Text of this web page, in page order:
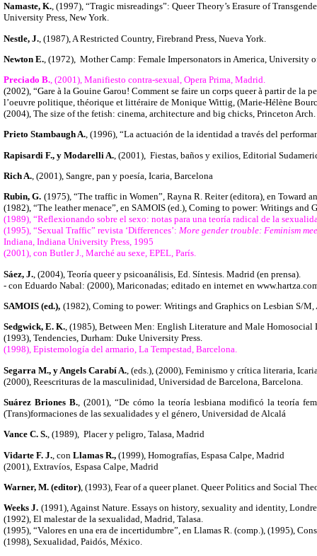
Namaste, K., (1997), “Tragic misreadings”: Queer Theory’s Erasure of
University Press, New York.
Nestle, J. , (1987), A Restricted Country, Firebrand Press, Nueva York.
Newton E. , (1972), Mother Camp: Female Impersonators in America, University
Preciado B., (2001), Manifiesto contra-sexual, Opera Prima, Madrid.
(2002), “Gare à la Gouine Garou! Comment se faire un corps queer à partir de la
l’oeuvre politique, théorique et littéraire de Monique Wittig, (Marie-Hélène
(2004), The size of the fetish: cinema, architecture and big chicks, Princeton Arch.
Prieto Stambaugh A., (1996), “La actuación de la identidad a través del
Rapisardi F., y Modarelli A. , (2001), Fiestas, baños y exilios, Editorial
Rich A., (2001), Sangre, pan y poesía, Icaria, Barcelona
Rubin, G. (1975), “The traffic in Women”, Rayna R. Reiter (editora), en Toward
(1982), “The leather menace”, en SAMOIS (ed.), Coming to power: Writings
(1989), “Reflexionando sobre el sexo: notas para una teoría radical de la
(1995), “Sexual Traffic” revista ‘Differences’: More gender trouble: Feminism
Indiana, Indiana University Press, 1995
(2001), con Butler J., Marché au sexe, EPEL, París.
Sáez, J. , (2004), Teoría queer y psicoanálisis, Ed. Síntesis. Madrid (en prensa).
- con Eduardo Nabal: (2000), Mariconadas; editado en internet en
SAMOIS (ed.), (1982), Coming to power: Writings and Graphics on Lesbian S/
Sedgwick, E. K., (1985), Between Men: English Literature and Male Homosocial
(1993), Tendencies, Durham: Duke University Press.
(1998), Epistemología del armario, La Tempestad, Barcelona.
Segarra M., y Angels Carabí A. , (eds.), (2000), Feminismo y crítica literaria,
(2000), Reescrituras de la masculinidad, Universidad de Barcelona, Barcelona.
Suárez Briones B., (2001), “De cómo la teoría lesbiana modificó la teoría
(Trans)formaciones de las sexualidades y el género, Universidad de Alcalá
Vance C. S., (1989), Placer y peligro, Talasa, Madrid
Vidarte F. J. , con Llamas R., (1999), Homografías, Espasa Calpe, Madrid
(2001), Extravíos, Espasa Calpe, Madrid
Warner, M. (editor), (1993), Fear of a queer planet. Queer Politics and Social
Weeks J. (1991), Against Nature. Essays on history, sexuality and identity,
(1992), El malestar de la sexualidad, Madrid, Talasa.
(1995), “Valores en una era de incertidumbre”, en Llamas R. (comp.), (1995),
(1998), Sexualidad, Paidós, México.